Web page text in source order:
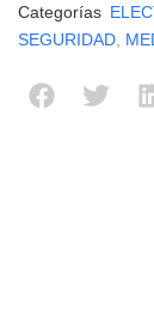
Categorías
SEGURIDAD,